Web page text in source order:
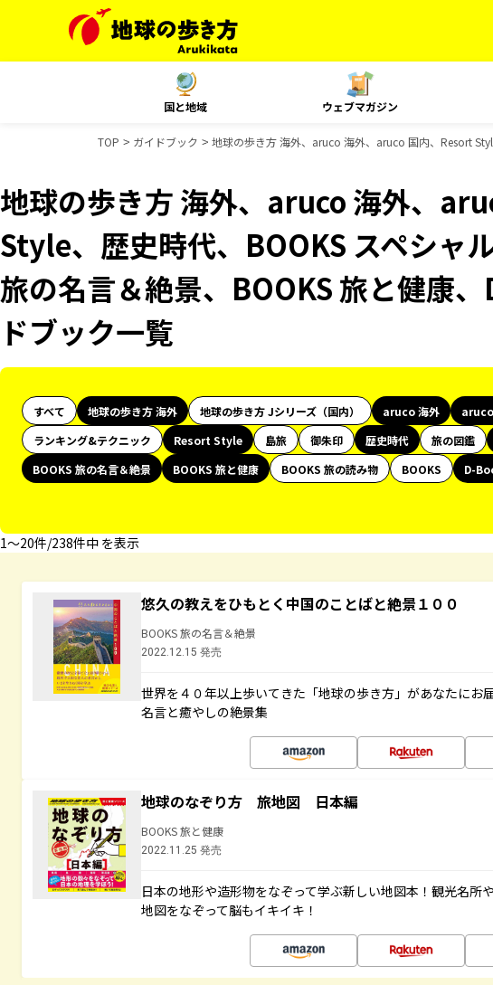
国と地域 ウェブマガジン
TOP ガイドブック 地球の歩き方 海外、aruco 海外、aruco 国内、Resort
地球の歩き方 海外、aruco 海外、
Style、歴史時代、BOOKS スペシャ
旅の名言＆絶景、BOOKS 旅と健康
ドブック一覧
すべて 地球の歩き方 海外 地球の歩き方 Jシリーズ（国内） aruco 海外
ランキング&テクニック
Resort Style 島旅 御朱印 歴史時代 旅の図鑑
BOOKS 旅の名言＆絶景
BOOKS 旅と健康 BOOKS 旅の読み物 BOOKS
D-
1〜20件/238件中 を表示
悠久の教えをひもとく中国のことばと絶景１００
BOOKS 旅の名言＆絶景
2022.12.15 発売
世界を４０年以上歩いてきた「地球の歩き方」があなたにお
名言と癒やしの絶景集
地球のなぞり方 旅地図 日本編
BOOKS 旅と健康
2022.11.25 発売
日本の地形や造形物をなぞって学ぶ新しい地図本！観光名所
地図をなぞって脳もイキイキ！